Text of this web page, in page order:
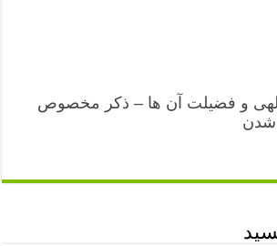
الهی و فضیلت آن ها – ذکر مخصوص
شدن